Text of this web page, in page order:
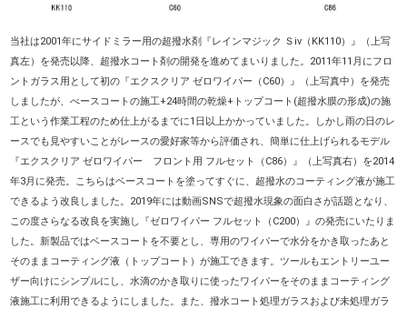
当社は2001年にサイドミラー用の超撥水剤『レインマジック Ｓiv（KK110）』（上写
真左）を発売以降、超撥水コート剤の開発を進めてまいりました。2011年11月にフロ
ントガラス用として初の『エクスクリア ゼロワイパー（C60）』（上写真中）を発売
しましたが、べースコートの施工+24時間の乾燥+トップコート(超撥水膜の形成)の施
工という作業工程のため仕上がるまでに1日以上かかっていました。しかし雨の日のレ
ースでも見やすいことがレースの愛好家等から評価され、簡単に仕上げられるモデル
『エクスクリア ゼロワイパー フロント用 フルセット（C86）』（上写真右）を2014
年3月に発売。こちらはベースコートを塗ってすぐに、超撥水のコーティング液が施工
できるよう改良しました。2019年には動画SNSで超撥水現象の面白さが話題となり、
この度さらなる改良を実施し『ゼロワイパー フルセット（C200）』の発売にいたりま
した。新製品ではベースコートを不要とし、専用のワイパーで水分をかき取ったあと
そのままコーティング液（トップコート）が施工できます。ツールもエントリーユー
ザー向けにシンプルにし、水滴のかき取りに使ったワイパーをそのままコーティング
液施工に利用できるようにしました。また、撥水コート処理ガラスおよび未処理ガラ